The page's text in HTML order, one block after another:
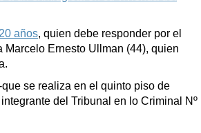
de urgencia
años, quien debe responder por el
Ernesto Ullman (44), quien
se realiza en el quinto piso de
del Tribunal en lo Criminal Nº